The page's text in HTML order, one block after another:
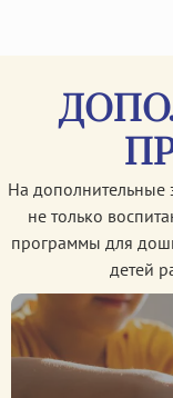
На дополнительные
не только
программы для
детей